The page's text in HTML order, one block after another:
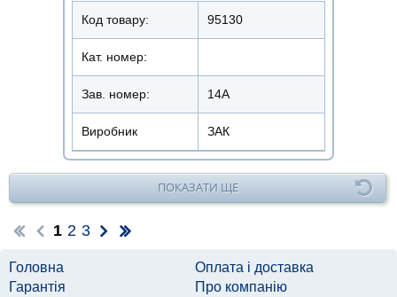
Код товару: 95130
Кат. номер:
Зав. номер: 14А
Виробник ЗАК
ПОКАЗАТИ ЩЕ
1 2 3
Головна
Оплата і доставка
Гарантія
Про компанію